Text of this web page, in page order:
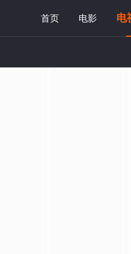
首页 电影 电